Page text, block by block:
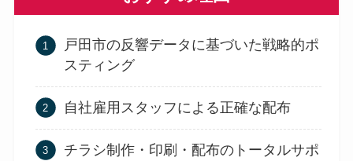
戸田市の反響データに基づいた戦略的ポ
スティング
自社雇用スタッフによる正確な配布
チラシ制作・印刷・配布のトータルサポ